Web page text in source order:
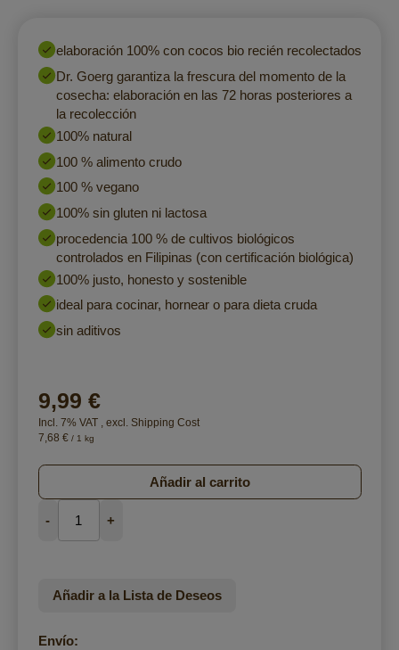
elaboración 100% con cocos bio recién recolectados
Dr. Goerg garantiza la frescura del momento de la
cosecha: elaboración en las 72 horas posteriores a
la recolección
100% natural
100 % alimento crudo
100 % vegano
100% sin gluten ni lactosa
procedencia 100 % de cultivos biológicos
controlados en Filipinas (con certificación biológica)
100% justo, honesto y sostenible
ideal para cocinar, hornear o para dieta cruda
sin aditivos
9,99 €
Incl. 7% VAT , excl. Shipping Cost
7,68 €/ 1 kg
Añadir al carrito
- +
Añadir a la Lista de Deseos
Envío: